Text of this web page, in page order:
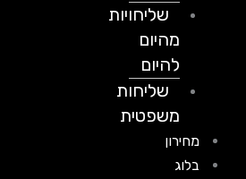
שליחויות
מהיום
להיום
שליחות
משפטית
מחירון
בלוג